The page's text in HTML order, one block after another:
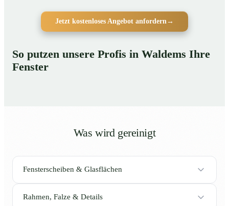
Jetzt kostenloses Angebot anfordern →
So putzen unsere Profis in Waldems Ihre
Fenster
Was wird gereinigt
Fensterscheiben & Glasflächen
Rahmen, Falze & Details